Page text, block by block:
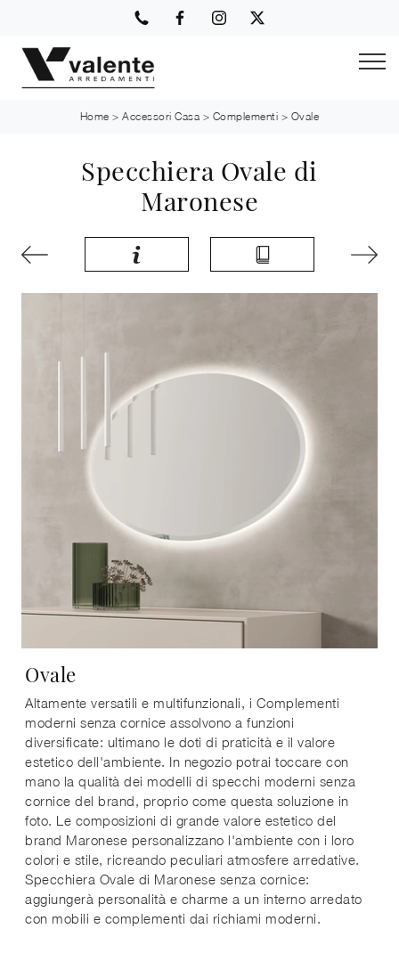
Home >Accessori Casa > Complementi > Ovale
Specchiera Ovale di
Maronese
Ovale
Altamente versatili e multifunzionali, i Complementi
moderni senza cornice assolvono a funzioni
diversificate: ultimano le doti di praticità e il valore
estetico dell'ambiente. In negozio potrai toccare con
mano la qualità dei modelli di specchi moderni senza
cornice del brand, proprio come questa soluzione in
foto. Le composizioni di grande valore estetico del
brand Maronese personalizzano l'ambiente con i loro
colori e stile, ricreando peculiari atmosfere arredative.
Specchiera Ovale di Maronese senza cornice:
aggiungerà personalità e charme a un interno arredato
con mobili e complementi dai richiami moderni.